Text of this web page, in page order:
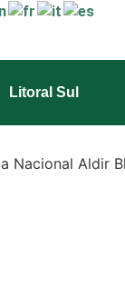
Litoral Sul